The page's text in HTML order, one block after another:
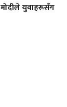
मोदीले युवाहरूसँग